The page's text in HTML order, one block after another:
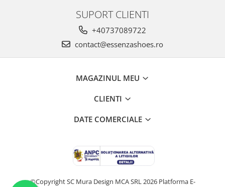
SUPORT CLIENTI
+40737089722
contact@essenzashoes.ro
MAGAZINUL MEU
CLIENTI
DATE COMERCIALE
©Copyright SC Mura Design MCA SRL 2026 Platforma E-